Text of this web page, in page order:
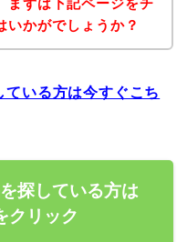
まずは下記ページをチ
いかがでしょうか？
ている方は今すぐこち
探している方は
クリック